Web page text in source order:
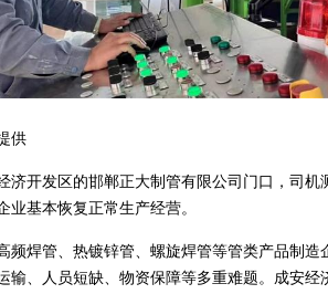
供
济开发区的邯郸正大制管有限公司门口，司机
业基本恢复正常生产经营。
频焊管、热镀锌管、螺旋焊管等管类产品制造
输、人员短缺、物资保障等多重难题。成安经